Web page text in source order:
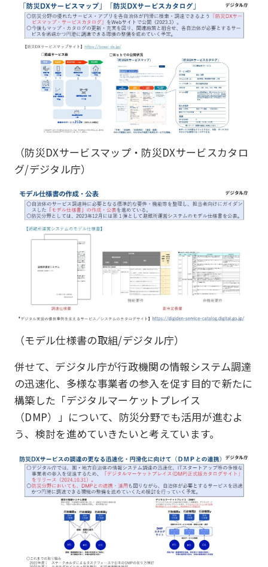
（防災DXサービスマップ・防災DXサービスカタロ
グ/デジタル庁）
（モデル仕様書の取組/デジタル庁）
併せて、デジタル庁が行政機関の情報システム調達
の迅速化、多様な事業者の参入を促す目的で新たに
構築した「デジタルマーケットプレイス
（DMP）」について、防災分野でも活用が進むよ
う、検討を進めていきたいと考えています。